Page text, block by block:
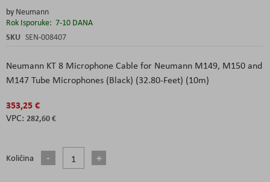
by Neumann
Rok Isporuke: 7-10 DANA
SKU SEN-008407
Neumann KT 8 Microphone Cable for Neumann M149, M150 and
M147 Tube Microphones (Black) (32.80-Feet) (10m)
353,25 €
282,60 €
Količina
beginning
of
the